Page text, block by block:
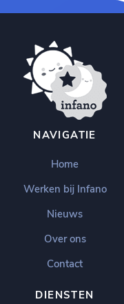
NAVIGATIE
Home
Werken bij Infano
Nieuws
Over ons
Contact
DIENSTEN